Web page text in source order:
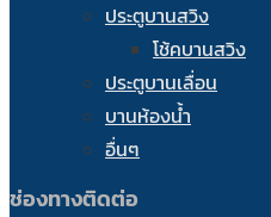
ประตูบานสวิง
โช้คบานสวิง
ประตูบานเลื่อน
บานห้องน้ำ
อื่นๆ
ช่องทางติดต่อ